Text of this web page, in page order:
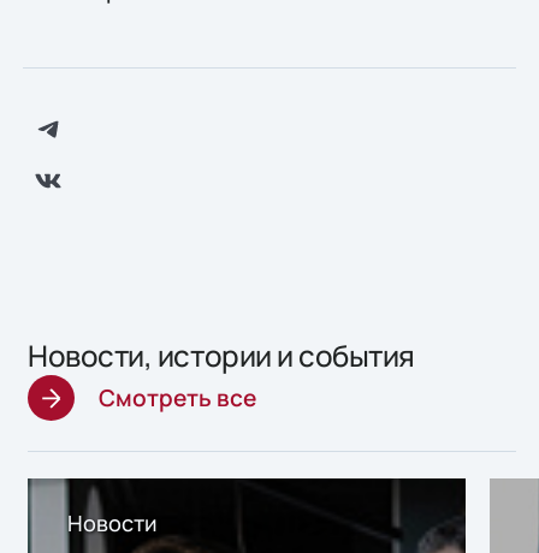
Новости, истории и события
Смотреть все
Новости